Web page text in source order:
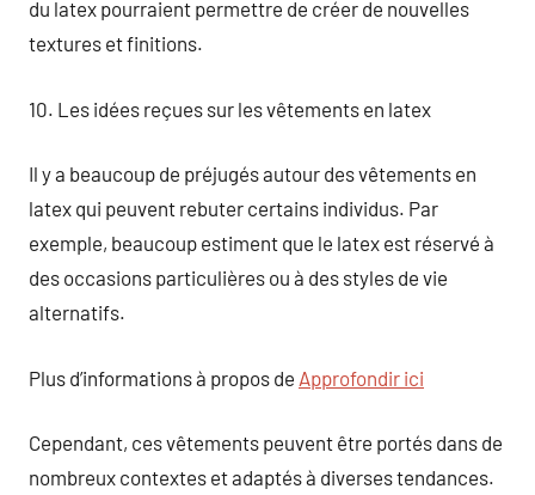
du latex pourraient permettre de créer de nouvelles
textures et finitions.
10. Les idées reçues sur les vêtements en latex
Il y a beaucoup de préjugés autour des vêtements en
latex qui peuvent rebuter certains individus. Par
exemple, beaucoup estiment que le latex est réservé à
des occasions particulières ou à des styles de vie
alternatifs.
Plus d’informations à propos de Approfondir ici
Cependant, ces vêtements peuvent être portés dans de
nombreux contextes et adaptés à diverses tendances.